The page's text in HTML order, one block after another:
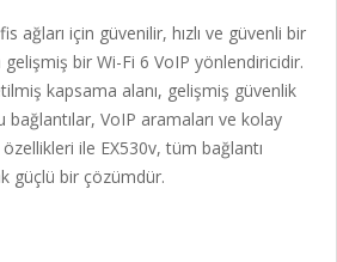
ağları için güvenilir, hızlı ve güvenli bir
bir Wi-Fi 6 VoIP yönlendiricidir.
kapsama alanı, gelişmiş güvenlik
VoIP aramaları ve kolay
ile EX530v, tüm bağlantı
güçlü bir çözümdür.